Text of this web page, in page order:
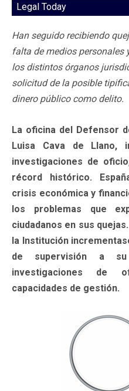
Legal Today
Han seguido recibiendo
falta de medios personales
los distintos órganos
solicitud de la posible
dinero público como delito.
La oficina del Defensor
Luisa Cava de Llano,
investigaciones de
récord histórico.
crisis económica y
los problemas que
ciudadanos en sus
la Institución
de supervisión a su
investigaciones de
capacidades de gestión.